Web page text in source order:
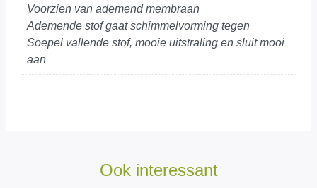
Voorzien van ademend membraan
Ademende stof gaat schimmelvorming tegen
Soepel vallende stof, mooie uitstraling en sluit mooi
aan
Ook interessant